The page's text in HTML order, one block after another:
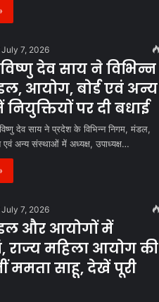
July 7, 2026
देव साय ने विभिन्न
आयोग, बोर्ड एवं अन्य
पर दी बधाई
देव साय ने प्रदेश के विभिन्न निगम, मंडल,
एवं अन्य संस्थाओं में अध्यक्ष, उपाध्यक्ष…
July 7, 2026
और आयोगों में
राज्य महिला आयोग की
ममता साहू, देखें पूरी